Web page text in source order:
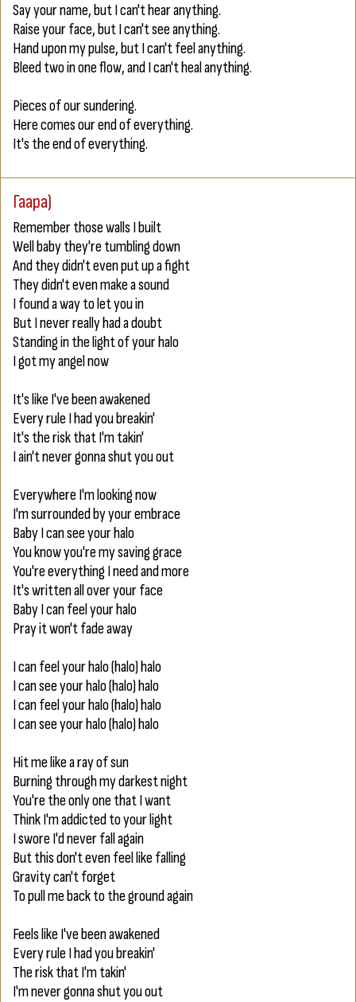
Say your name, but I can't hear anything.
Raise your face, but I can't see anything.
Hand upon my pulse, but I can't feel anything.
Bleed two in one flow, and I can't heal anything.
Pieces of our sundering.
Here comes our end of everything.
It's the end of everything.
Гаара)
Remember those walls I built
Well baby they're tumbling down
And they didn't even put up a fight
They didn't even make a sound
I found a way to let you in
But I never really had a doubt
Standing in the light of your halo
I got my angel now
It's like I've been awakened
Every rule I had you breakin'
It's the risk that I'm takin'
I ain't never gonna shut you out
Everywhere I'm looking now
I'm surrounded by your embrace
Baby I can see your halo
You know you're my saving grace
You're everything I need and more
It's written all over your face
Baby I can feel your halo
Pray it won't fade away
I can feel your halo (halo) halo
I can see your halo (halo) halo
I can feel your halo (halo) halo
I can see your halo (halo) halo
Hit me like a ray of sun
Burning through my darkest night
You're the only one that I want
Think I'm addicted to your light
I swore I'd never fall again
But this don't even feel like falling
Gravity can't forget
To pull me back to the ground again
Feels like I've been awakened
Every rule I had you breakin'
The risk that I'm takin'
I'm never gonna shut you out